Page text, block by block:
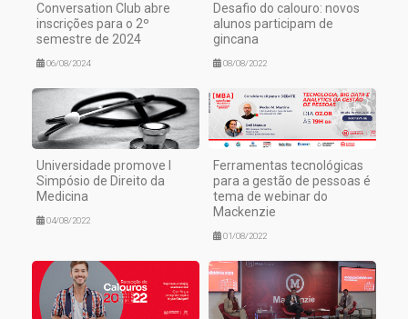
Conversation Club abre
inscrições para o 2º
semestre de 2024
06/08/2024
Desafio do calouro: novos
alunos participam de
gincana
08/08/2022
Universidade promove I
Simpósio de Direito da
Medicina
04/08/2022
Ferramentas tecnológicas
para a gestão de pessoas é
tema de webinar do
Mackenzie
01/08/2022